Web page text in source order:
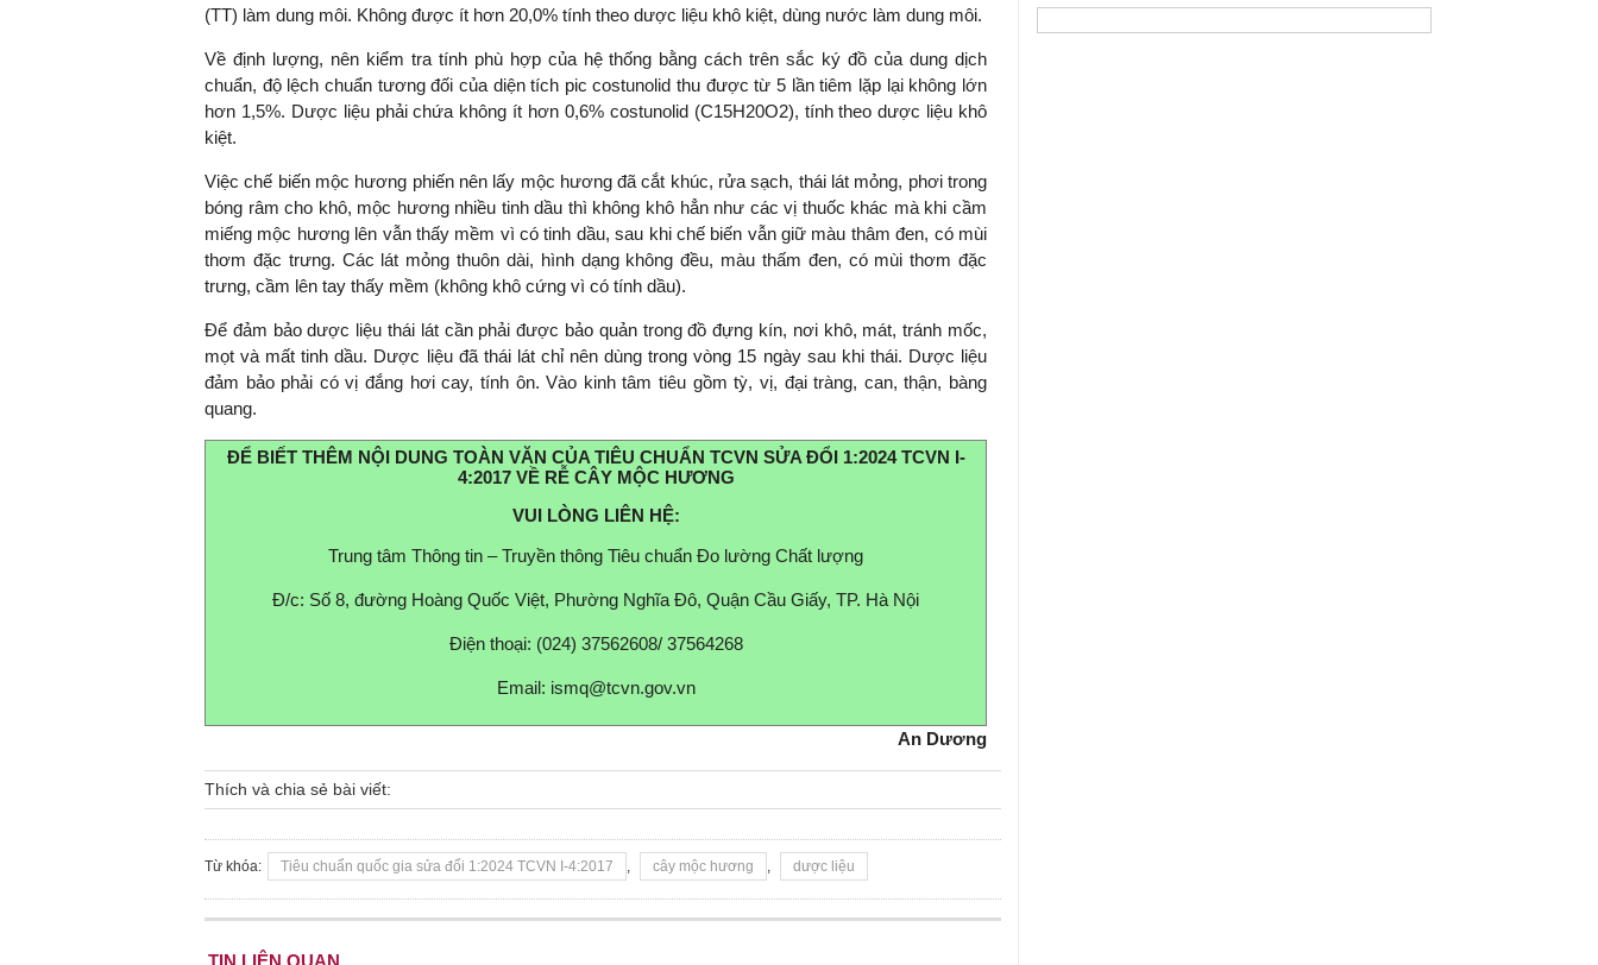
(TT) làm dung môi. Không được ít hơn 20,0% tính theo dược liệu khô kiệt, dùng nước làm dung môi.
Về định lượng, nên kiểm tra tính phù hợp của hệ thống bằng cách trên sắc ký đồ của dung dịch
chuẩn, độ lệch chuẩn tương đối của diện tích pic costunolid thu được từ 5 lần tiêm lặp lại không lớn
hơn 1,5%. Dược liệu phải chứa không ít hơn 0,6% costunolid (C15H20O2), tính theo dược liệu khô
kiệt.
Việc chế biến mộc hương phiến nên lấy mộc hương đã cắt khúc, rửa sạch, thái lát mỏng, phơi trong
bóng râm cho khô, mộc hương nhiều tinh dầu thì không khô hẳn như các vị thuốc khác mà khi cầm
miếng mộc hương lên vẫn thấy mềm vì có tinh dầu, sau khi chế biến vẫn giữ màu thâm đen, có mùi
thơm đặc trưng. Các lát mỏng thuôn dài, hình dạng không đều, màu thấm đen, có mùi thơm đặc
trưng, cầm lên tay thấy mềm (không khô cứng vì có tính dầu).
Để đảm bảo dược liệu thái lát cần phải được bảo quản trong đồ đựng kín, nơi khô, mát, tránh mốc,
mọt và mất tinh dầu. Dược liệu đã thái lát chỉ nên dùng trong vòng 15 ngày sau khi thái. Dược liệu
đảm bảo phải có vị đắng hơi cay, tính ôn. Vào kinh tâm tiêu gồm tỳ, vị, đại tràng, can, thận, bàng
quang.
ĐỂ BIẾT THÊM NỘI DUNG TOÀN VĂN CỦA TIÊU CHUẨN TCVN SỬA ĐỔI 1:2024 TCVN I-
4:2017 VỀ RỄ CÂY MỘC HƯƠNG
VUI LÒNG LIÊN HỆ:
Trung tâm Thông tin – Truyền thông Tiêu chuẩn Đo lường Chất lượng
Đ/c: Số 8, đường Hoàng Quốc Việt, Phường Nghĩa Đô, Quận Cầu Giấy, TP. Hà Nội
Điện thoại: (024) 37562608/ 37564268
Email: ismq@tcvn.gov.vn
An Dương
Thích và chia sẻ bài viết:
Từ khóa: Tiêu chuẩn quốc gia sửa đổi 1:2024 TCVN I-4:2017 , cây mộc hương , dược liệu
TIN LIÊN QUAN